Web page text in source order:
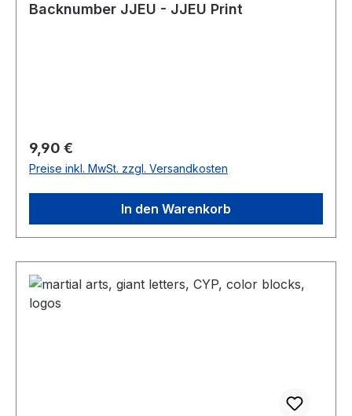
Backnumber JJEU - JJEU Print
Regulärer Preis:
9,90 €
Preise inkl. MwSt. zzgl. Versandkosten
In den Warenkorb